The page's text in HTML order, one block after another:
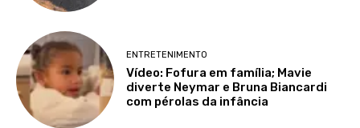
ENTRETENIMENTO
Vídeo: Fofura em família; Mavie
diverte Neymar e Bruna Biancardi
com pérolas da infância